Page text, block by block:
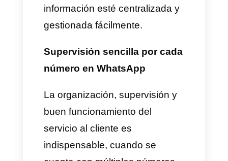
Esto es posible solamente si
usas unBSP de WhatsApp
para adquirir elWhatsApp
Business API. Cuando tienes
múltiples números de
WhatsApp es muy importante
manejar las métricas para
entender bien en que dirección